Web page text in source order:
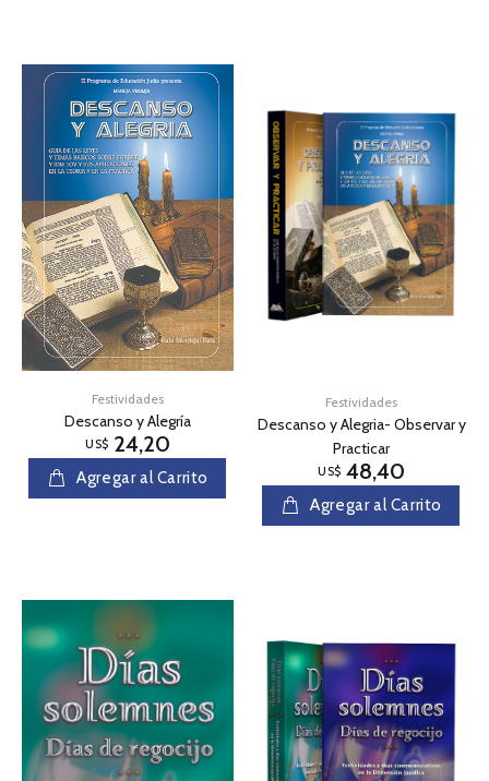
Festividades
Descanso y Alegría
US$ 24,20
Agregar al Carrito
Festividades
Descanso y Alegria- Observar y
Practicar
US$ 48,40
Agregar al Carrito